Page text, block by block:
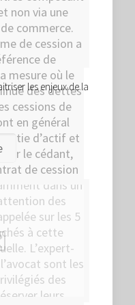
non via une
commerce.
de cession a
de
mesure où le
des dettes
cessions de
en général
d’actif et
par le cédant,
de cession
dans un
des
sur les 5
à cette
L’expert-
sont les
des
leurs
les enjeux de la